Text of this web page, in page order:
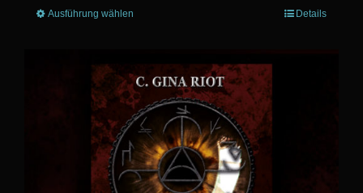
bis
Ausführung wählen
mehrere
Varianten
auf.
Die
Optionen
können
auf
Details